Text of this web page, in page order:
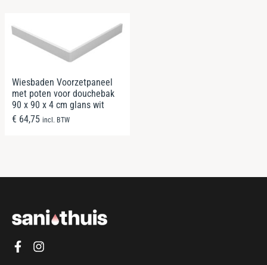
Wiesbaden Voorzetpaneel
met poten voor douchebak
90 x 90 x 4 cm glans wit
€ 64,75 incl. BTW